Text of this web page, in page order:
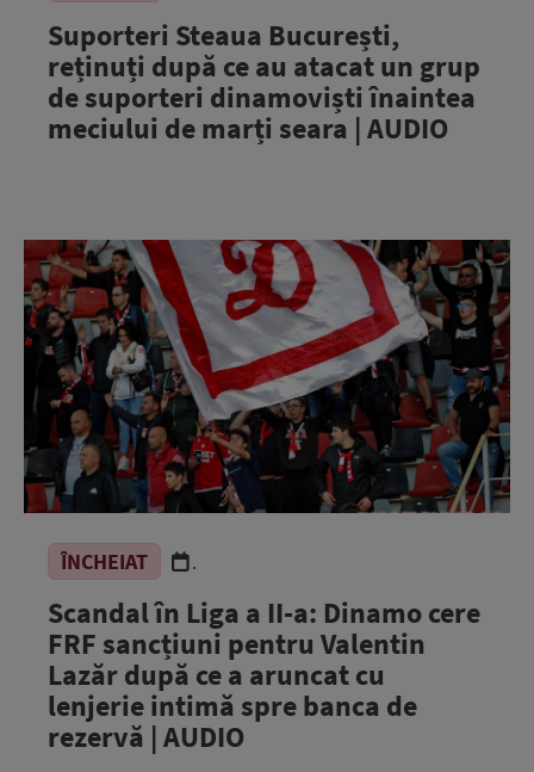
Suporteri Steaua București,
reținuți după ce au atacat un grup
de suporteri dinamoviști înaintea
meciului de marți seara | AUDIO
ÎNCHEIAT .
Scandal în Liga a II-a: Dinamo cere
FRF sancțiuni pentru Valentin
Lazăr după ce a aruncat cu
lenjerie intimă spre banca de
rezervă | AUDIO